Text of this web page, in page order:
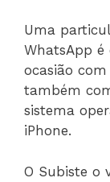
Uma
WhatsApp
ocasião
também
sistema
iPhone.
O Subiste o